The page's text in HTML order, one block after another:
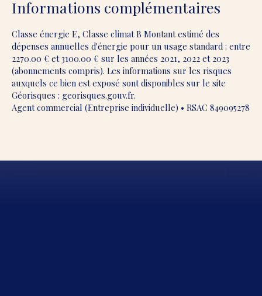
Informations complémentaires
Classe énergie E, Classe climat B Montant estimé des
dépenses annuelles d'énergie pour un usage standard : entre
2270.00 € et 3100.00 € sur les années 2021, 2022 et 2023
(abonnements compris). Les informations sur les risques
auxquels ce bien est exposé sont disponibles sur le site
Géorisques : georisques.gouv.fr.
Agent commercial (Entreprise individuelle) • RSAC 849095278